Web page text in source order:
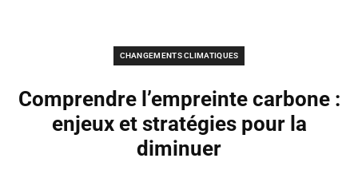
CHANGEMENTS CLIMATIQUES
Comprendre l’empreinte carbone :
enjeux et stratégies pour la
diminuer